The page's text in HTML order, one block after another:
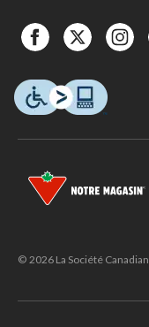
© 2026 La Société